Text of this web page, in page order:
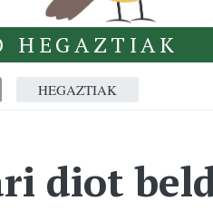
HEGAZTIAK
HEGAZTIAK
diot